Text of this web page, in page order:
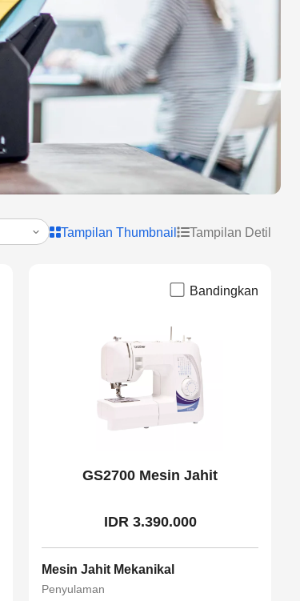
Tampilan Thumbnail Tampilan Detil
Bandingkan
GS2700 Mesin Jahit
IDR 3.390.000
Mesin Jahit Mekanikal
Penyulaman